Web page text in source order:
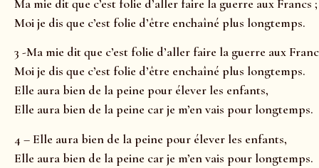
Ma mie dit que c’est folie d’aller faire la guerre aux Francs ;
Moi je dis que c’est folie d’être enchaîné plus longtemps.
3 -Ma mie dit que c’est folie d’aller faire la guerre aux
Moi je dis que c’est folie d’être enchaîné plus longtemps.
Elle aura bien de la peine pour élever les enfants,
Elle aura bien de la peine car je m’en vais pour longtemps.
4 – Elle aura bien de la peine pour élever les enfants,
Elle aura bien de la peine car je m’en vais pour longtemps.